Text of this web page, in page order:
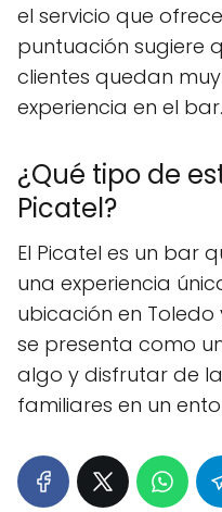
el servicio que
puntuación sugiere
clientes quedan
experiencia en el bar.
¿Qué tipo de
Picatel?
El Picatel es un bar
una experiencia
ubicación en
se presenta como
algo y disfrutar de
familiares en un